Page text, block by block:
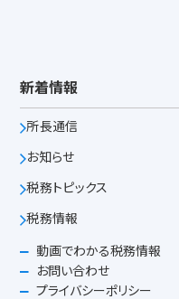
新着情報
所長通信
お知らせ
税務トピックス
税務情報
動画でわかる税務情報
お問い合わせ
プライバシーポリシー